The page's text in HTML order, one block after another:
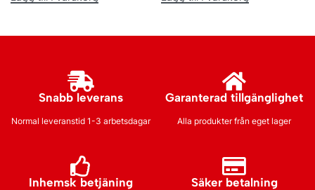
Snabb leverans
Normal leveranstid 1-3 arbetsdagar
Garanterad tillgänglighet
Alla produkter från eget lager
Inhemsk betjäning Säker betalning